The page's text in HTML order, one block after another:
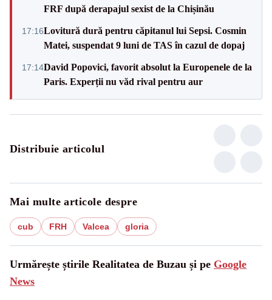
FRF după derapajul sexist de la Chișinău
17:16Lovitură dură pentru căpitanul lui Sepsi. Cosmin
Matei, suspendat 9 luni de TAS în cazul de dopaj
17:14David Popovici, favorit absolut la Europenele de la
Paris. Experții nu văd rival pentru aur
Distribuie articolul
Mai multe articole despre
cub FRH Valcea gloria
Urmărește știrile Realitatea de Buzau și pe Google
News